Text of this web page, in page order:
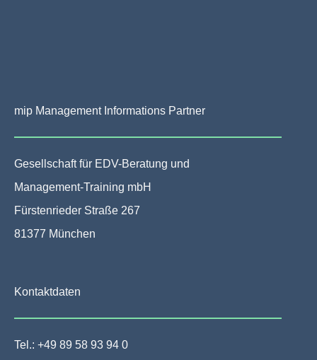
mip Management Informations Partner
Gesellschaft für EDV-Beratung und
Management-Training mbH
Fürstenrieder Straße 267
81377 München
Kontaktdaten
Tel.: +49 89 58 93 94 0